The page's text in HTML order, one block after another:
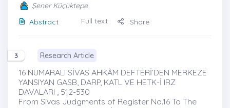
Şener Küçüktepe
Abstract
Full text Share
3 Research Article
16 NUMARALI SİVAS AHKÂM DEFTERİ’DEN MERKEZE
YANSIYAN GASB, DARP, KATL VE HETK-İ IRZ
DAVALARI , 512-530
From Sivas Judgments of Register No.16 To The